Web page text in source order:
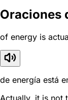
Oraciones
of energy is
de energía está